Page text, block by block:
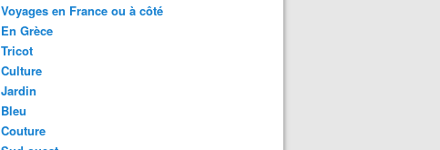
Voyages en France ou à côté
En Grèce
Tricot
Culture
Jardin
Bleu
Couture